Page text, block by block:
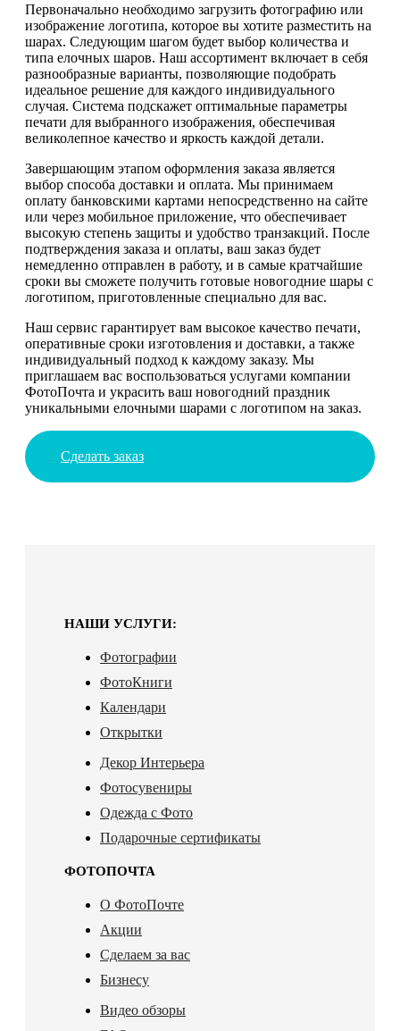
Первоначально необходимо загрузить фотографию или
изображение логотипа, которое вы хотите разместить на
шарах. Следующим шагом будет выбор количества и
типа елочных шаров. Наш ассортимент включает в себя
разнообразные варианты, позволяющие подобрать
идеальное решение для каждого индивидуального
случая. Система подскажет оптимальные параметры
печати для выбранного изображения, обеспечивая
великолепное качество и яркость каждой детали.
Завершающим этапом оформления заказа является
выбор способа доставки и оплата. Мы принимаем
оплату банковскими картами непосредственно на сайте
или через мобильное приложение, что обеспечивает
высокую степень защиты и удобство транзакций. После
подтверждения заказа и оплаты, ваш заказ будет
немедленно отправлен в работу, и в самые кратчайшие
сроки вы сможете получить готовые новогодние шары с
логотипом, приготовленные специально для вас.
Наш сервис гарантирует вам высокое качество печати,
оперативные сроки изготовления и доставки, а также
индивидуальный подход к каждому заказу. Мы
приглашаем вас воспользоваться услугами компании
ФотоПочта и украсить ваш новогодний праздник
уникальными елочными шарами с логотипом на заказ.
Сделать заказ
НАШИ УСЛУГИ:
Фотографии
ФотоКниги
Календари
Открытки
Декор Интерьера
Фотосувениры
Одежда с Фото
Подарочные сертификаты
ФОТОПОЧТА
О ФотоПочте
Акции
Сделаем за вас
Бизнесу
Видео обзоры